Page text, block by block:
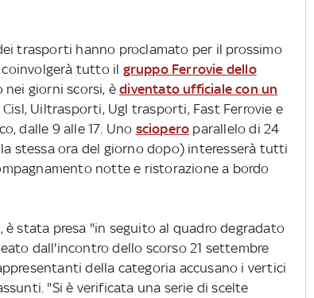
trasporti hanno proclamato per il prossimo
coinvolgerà tutto il gruppo Ferrovie dello
nei giorni scorsi, èdiventato ufficiale con un
Uiltrasporti, Ugl trasporti, Fast Ferrovie e
dalle 9 alle 17. Uno sciopero parallelo di 24
stessa ora del giorno dopo) interesserà tutti
notte e ristorazione a bordo
è stata presa "in seguito al quadro degradato
dall'incontro dello scorso 21 settembre
della categoria accusano i vertici
"Si è verificata una serie di scelte